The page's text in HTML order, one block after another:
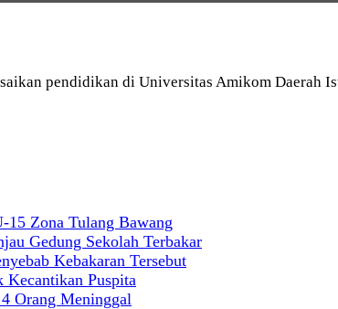
pendidikan di Universitas Amikom Daerah
15 Zona Tulang Bawang
Gedung Sekolah Terbakar
Kebakaran Tersebut
Puspita
Orang Meninggal